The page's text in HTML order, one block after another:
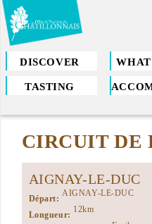
Skip
to
main
content
DISCOVER
TASTING
You
are
hereCIRCUIT DE
AIGNAY-LE-DUC
Départ:
AIGNAY-LE-DUC
Longueur:
12km